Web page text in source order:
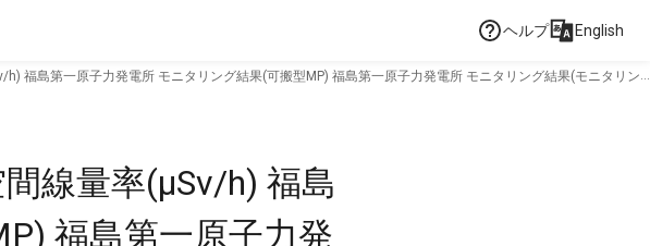
ヘルプ English
福島第一原子力発電所 モニタリング結果(可搬型MP) 福島第一原子力発電所 モニタリング結果(モニタリン
線量率(μSv/h) 福島
福島第一原子力発